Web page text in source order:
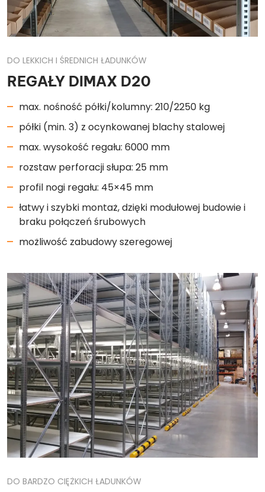
DO LEKKICH I ŚREDNICH ŁADUNKÓW
REGAŁY DIMAX D20
max. nośność półki/kolumny: 210/2250 kg
półki (min. 3) z ocynkowanej blachy stalowej
max. wysokość regału: 6000 mm
rozstaw perforacji słupa: 25 mm
profil nogi regału: 45×45 mm
łatwy i szybki montaż, dzięki modułowej budowie i
braku połączeń śrubowych
możliwość zabudowy szeregowej
DO BARDZO CIĘŻKICH ŁADUNKÓW